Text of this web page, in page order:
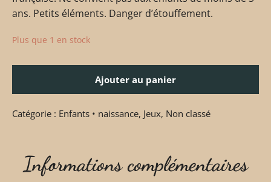
ans. Petits éléments. Danger d’étouffement.
Plus que 1 en stock
Ajouter au panier
Catégorie : Enfants • naissance, Jeux, Non classé
Informations complémentaires